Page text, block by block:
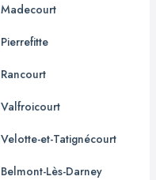
Madecourt
Pierrefitte
Rancourt
Valfroicourt
Velotte-et-Tatignécourt
Belmont-Lès-Darney